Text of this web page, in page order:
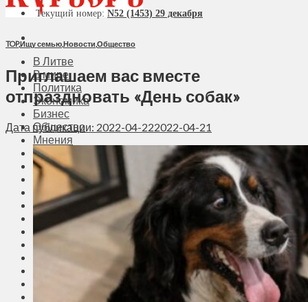
В Литве
В мире
Политика
Экономика
Бизнес
Общество
Мнения
Вильнюс
Клайпеда
Висагинас
Регионы
Соседи
Транспорт
Выбор читателей
Калейдоскоп
Сейм Литвы
Текущий номер: N52 (1453) 29 декабря
TOP,Ищу семью,Новости,Общество
Приглашаем вас вместе
отпраздновать «День собак»
Дата публикации: 2022-04-222022-04-21